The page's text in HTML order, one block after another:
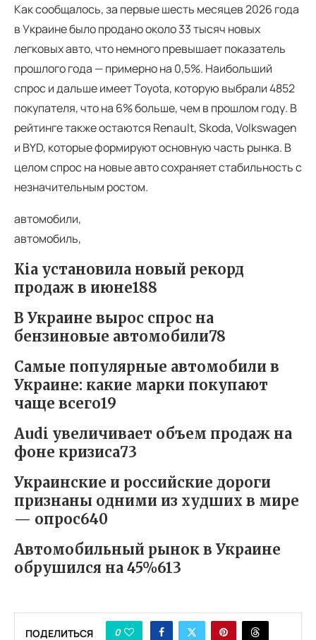
Как сообщалось, за первые шесть месяцев 2026 года
в Украине было продано около 33 тысяч новых
легковых авто, что немного превышает показатель
прошлого года — примерно на 0,5%. Наибольший
спрос и дальше имеет Toyota, которую выбрали 4852
покупателя, что на 6% больше, чем в прошлом году. В
рейтинге также остаются Renault, Skoda, Volkswagen
и BYD, которые формируют основную часть рынка. В
целом спрос на новые авто сохраняет стабильность с
незначительным ростом.
автомобили,
автомобиль,
Kia установила новый рекорд
продаж в июне188
В Украине вырос спрос на
бензиновые автомобили78
Самые популярные автомобили в
Украине: какие марки покупают
чаще всего19
Audi увеличивает объем продаж на
фоне кризиса73
Украинские и российские дороги
признаны одними из худших в мире
— опрос640
Автомобильный рынок в Украине
обрушился на 45%613
ПОДЕЛИТЬСЯ 0